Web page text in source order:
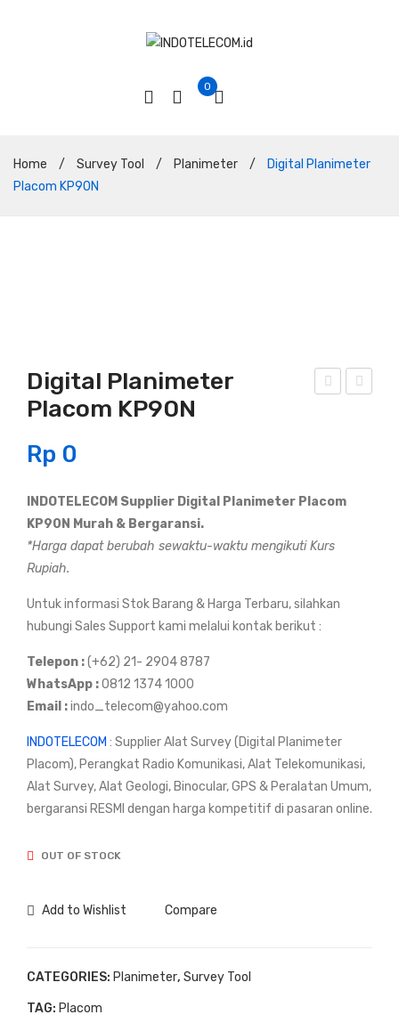
0
Home / Survey Tool / Planimeter /
Digital Planimeter
Placom KP90N
N-
e
mpi
ng
Digital Planimeter
Placom KP90N
Rp 0
INDOTELECOM Supplier Digital Planimeter Placom
KP90N Murah & Bergaransi.
*Harga dapat berubah sewaktu-waktu mengikuti Kurs
Rupiah.
Untuk informasi Stok Barang & Harga Terbaru, silahkan
hubungi Sales Support kami melalui kontak berikut :
Telepon :(+62) 21- 2904 8787
WhatsApp :0812 1374 1000
Email :indo_telecom@yahoo.com
INDOTELECOM : Supplier Alat Survey (Digital Planimeter
Placom), Perangkat Radio Komunikasi, Alat Telekomunikasi,
Alat Survey, Alat Geologi, Binocular, GPS & Peralatan Umum,
bergaransi RESMI dengan harga kompetitif di pasaran online.
OUT OF STOCK
Add to Wishlist Compare
CATEGORIES: Planimeter, Survey Tool
TAG: Placom